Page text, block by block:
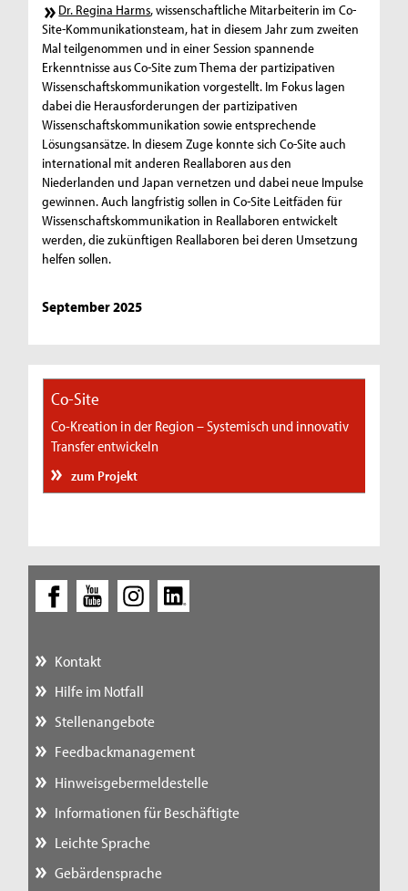
Dr. Regina Harms, wissenschaftliche Mitarbeiterin im Co-
Site-Kommunikationsteam, hat in diesem Jahr zum zweiten
Mal teilgenommen und in einer Session spannende
Erkenntnisse aus Co-Site zum Thema der partizipativen
Wissenschaftskommunikation vorgestellt. Im Fokus lagen
dabei die Herausforderungen der partizipativen
Wissenschaftskommunikation sowie entsprechende
Lösungsansätze. In diesem Zuge konnte sich Co-Site auch
international mit anderen Reallaboren aus den
Niederlanden und Japan vernetzen und dabei neue Impulse
gewinnen. Auch langfristig sollen in Co-Site Leitfäden für
Wissenschaftskommunikation in Reallaboren entwickelt
werden, die zukünftigen Reallaboren bei deren Umsetzung
helfen sollen.
September 2025
Co-Site
Co-Kreation in der Region – Systemisch und innovativ
Transfer entwickeln
zum Projekt
Kontakt
Hilfe im Notfall
Stellenangebote
Feedbackmanagement
Hinweisgebermeldestelle
Informationen für Beschäftigte
Leichte Sprache
Gebärdensprache